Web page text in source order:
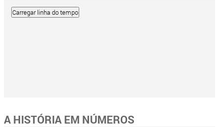
A HISTÓRIA EM NÚMEROS